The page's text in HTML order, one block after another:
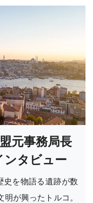
元事務局長
ンタビュー
を物語る遺跡が数
が興ったトルコ。